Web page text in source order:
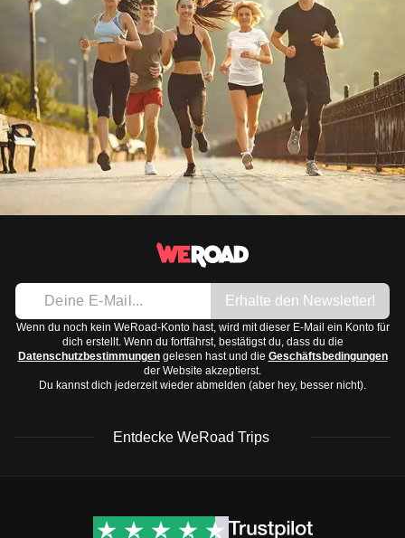
Erhalte den Newsletter!
Wenn du noch kein WeRoad-Konto hast, wird mit dieser E-Mail ein Konto für
dich erstellt. Wenn du fortfährst, bestätigst du, dass du die
Datenschutzbestimmungengelesen hast und die Geschäftsbedingungen
der Website akzeptierst.
Du kannst dich jederzeit wieder abmelden (aber hey, besser nicht).
Entdecke WeRoad Trips
Trustpilot Bewertungen
& Support